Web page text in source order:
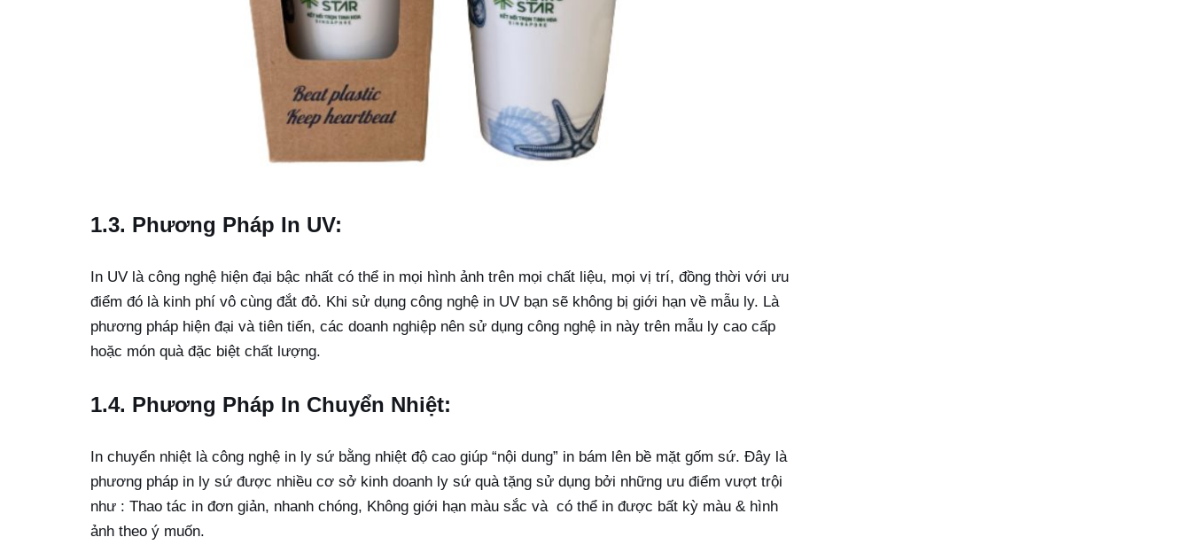
1.3. Phương Pháp In UV:
In UV là công nghệ hiện đại bậc nhất có thể in mọi hình ảnh trên mọi chất liệu, mọi vị trí, đồng thời với ưu
điểm đó là kinh phí vô cùng đắt đỏ. Khi sử dụng công nghệ in UV bạn sẽ không bị giới hạn về mẫu ly. Là
phương pháp hiện đại và tiên tiến, các doanh nghiệp nên sử dụng công nghệ in này trên mẫu ly cao cấp
hoặc món quà đặc biệt chất lượng.
1.4. Phương Pháp In Chuyển Nhiệt:
In chuyển nhiệt là công nghệ in ly sứ bằng nhiệt độ cao giúp “nội dung” in bám lên bề mặt gốm sứ. Đây là
phương pháp in ly sứ được nhiều cơ sở kinh doanh ly sứ quà tặng sử dụng bởi những ưu điểm vượt trội
như : Thao tác in đơn giản, nhanh chóng, Không giới hạn màu sắc và có thể in được bất kỳ màu & hình
ảnh theo ý muốn.